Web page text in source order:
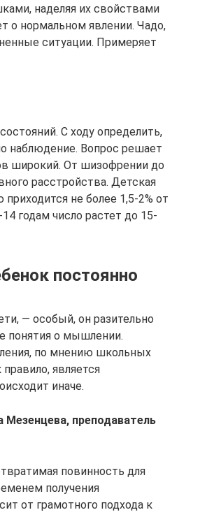
наделяя их свойствами
о нормальном явлении. Чадо,
ситуации. Примеряет
С ходу определить,
наблюдение. Вопрос решает
широкий. От шизофрении до
расстройства. Детская
не более 1,5-2% от
годам число растет до 15-
постоянно
— особый, он разительно
понятия о мышлении.
по мнению школьных
является
иначе.
Мезенцева, преподаватель
повинность для
получения
от грамотного подхода к